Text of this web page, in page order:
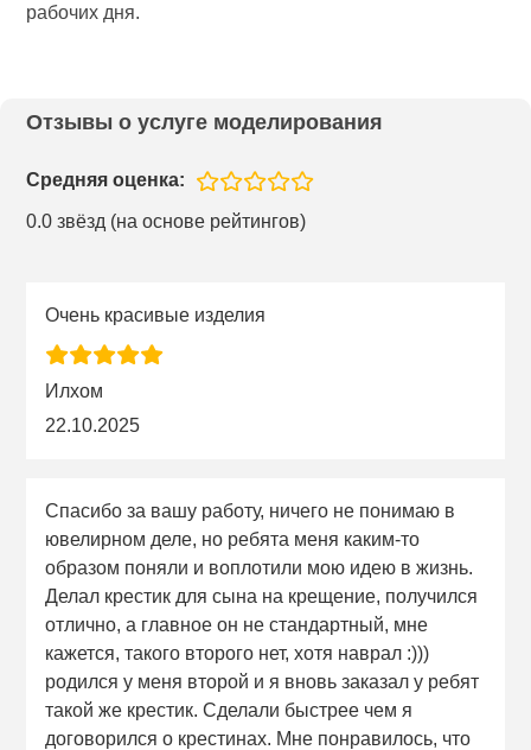
рабочих дня.
Отзывы о услуге моделирования
Средняя оценка:
0.0 звёзд (на основе рейтингов)
Очень красивые изделия
Илхом
22.10.2025
Спасибо за вашу работу, ничего не понимаю в
ювелирном деле, но ребята меня каким-то
образом поняли и воплотили мою идею в жизнь.
Делал крестик для сына на крещение, получился
отлично, а главное он не стандартный, мне
кажется, такого второго нет, хотя наврал :)))
родился у меня второй и я вновь заказал у ребят
такой же крестик. Сделали быстрее чем я
договорился о крестинах. Мне понравилось, что